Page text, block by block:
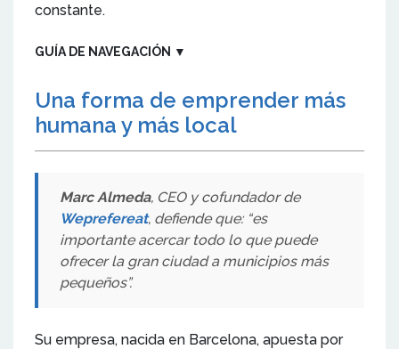
constante.
GUÍA DE NAVEGACIÓN ▼
Una forma de emprender más
humana y más local
Marc Almeda, CEO y cofundador de
Weprefereat, defiende que: “es
importante acercar todo lo que puede
ofrecer la gran ciudad a municipios más
pequeños”.
Su empresa, nacida en Barcelona, apuesta por